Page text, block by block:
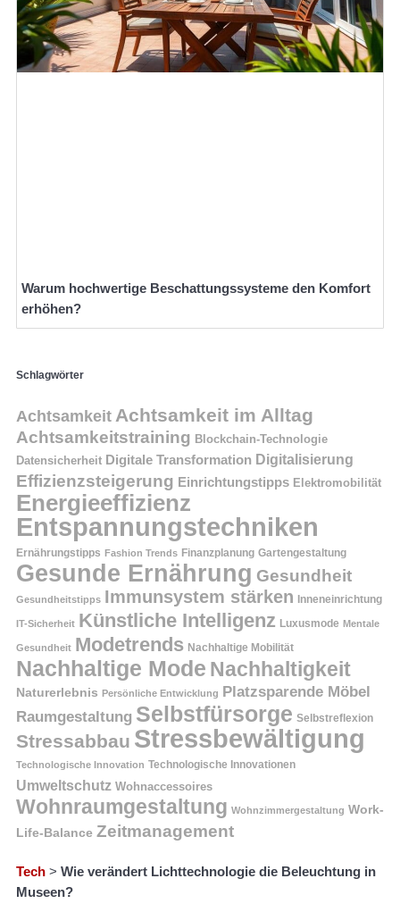
Warum hochwertige Beschattungssysteme den Komfort
erhöhen?
Schlagwörter
Achtsamkeit Achtsamkeit im Alltag
Achtsamkeitstraining Blockchain-Technologie
Datensicherheit Digitale Transformation Digitalisierung
Effizienzsteigerung Einrichtungstipps Elektromobilität
Energieeffizienz
Entspannungstechniken
Ernährungstipps Fashion Trends Finanzplanung Gartengestaltung
Gesunde Ernährung Gesundheit
Gesundheitstipps Immunsystem stärken Inneneinrichtung
IT-Sicherheit Künstliche Intelligenz Luxusmode Mentale
Gesundheit Modetrends Nachhaltige Mobilität
Nachhaltige Mode Nachhaltigkeit
Naturerlebnis Persönliche Entwicklung Platzsparende Möbel
Raumgestaltung Selbstfürsorge Selbstreflexion
Stressabbau Stressbewältigung
Technologische Innovation Technologische Innovationen
Umweltschutz Wohnaccessoires
Wohnraumgestaltung Wohnzimmergestaltung Work-
Life-Balance Zeitmanagement
Tech > Wie verändert Lichttechnologie die Beleuchtung in
Museen?